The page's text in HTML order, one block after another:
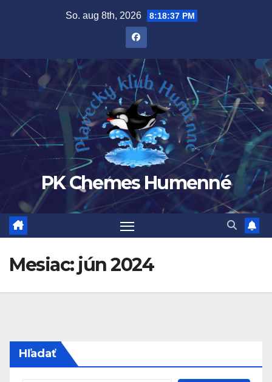
So. aug 8th, 2026 8:18:37 PM
PK Chemes Humenné
Mesiac: jún 2024
Hľadať